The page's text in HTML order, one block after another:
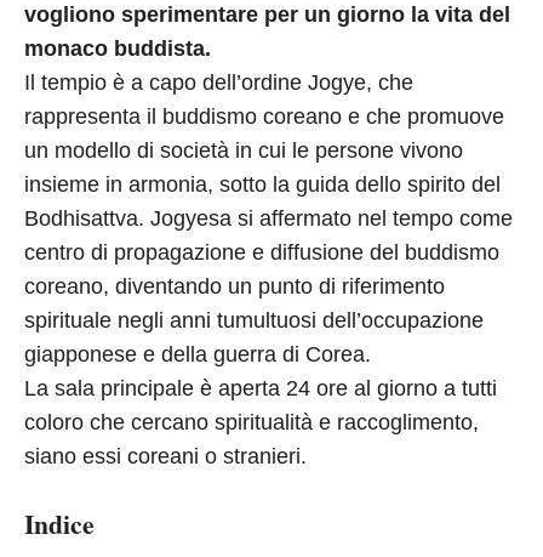
vogliono sperimentare per un giorno la vita del
monaco buddista.
Il tempio è a capo dell’ordine Jogye, che
rappresenta il buddismo coreano e che promuove
un modello di società in cui le persone vivono
insieme in armonia, sotto la guida dello spirito del
Bodhisattva. Jogyesa si affermato nel tempo come
centro di propagazione e diffusione del buddismo
coreano, diventando un punto di riferimento
spirituale negli anni tumultuosi dell’occupazione
giapponese e della guerra di Corea.
La sala principale è aperta 24 ore al giorno a tutti
coloro che cercano spiritualità e raccoglimento,
siano essi coreani o stranieri.
Indice